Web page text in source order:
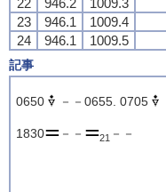
23
946.1 1009.4
24
946.1 1009.5
記事
0650 －－0655. 0705
1830 －－ 21 －－